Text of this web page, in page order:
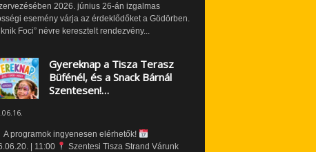
2026. június 26-án izgalmas
esemény várja az érdeklődőket a Gödörben.
Foci” névre keresztelt rendezvény...
Gyereknap a Tisza Terasz
Büfénél, és a Snack Bárnál
Szentesen!…
A programok ingyenesen elérhetők!
| 11:00
Szentesi Tisza Strand Várunk